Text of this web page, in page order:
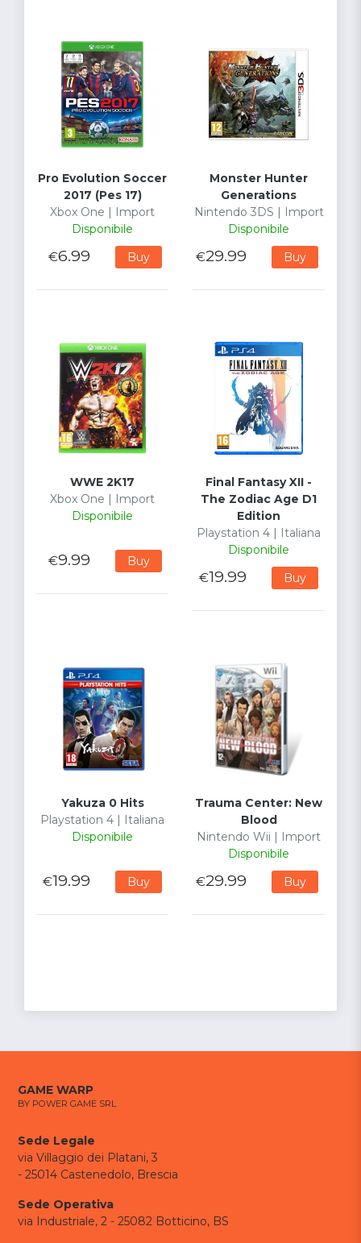
Pro Evolution Soccer
2017 (Pes 17)
Xbox One | Import
Disponibile
€6.99 Buy
Monster Hunter
Generations
Nintendo 3DS | Import
Disponibile
€29.99 Buy
WWE 2K17
Xbox One | Import
Disponibile
€9.99 Buy
Final Fantasy XII -
The Zodiac Age D1
Edition
Playstation 4 | Italiana
Disponibile
€19.99 Buy
Yakuza 0 Hits
Playstation 4 | Italiana
Disponibile
€19.99 Buy
Trauma Center: New
Blood
Nintendo Wii | Import
Disponibile
€29.99 Buy
GAME WARP
BY POWER GAME SRL
Sede Legale
via Villaggio dei Platani, 3
- 25014 Castenedolo, Brescia
Sede Operativa
via Industriale, 2 - 25082 Botticino, BS